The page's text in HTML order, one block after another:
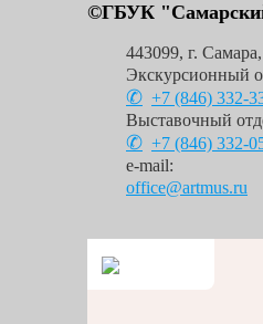
©ГБУК "Самарский
443099, г. Самара,
Экскурсионный
+7 (846) 332-
Выставочный
+7 (846) 332-
e-mail:
office@artmus.ru